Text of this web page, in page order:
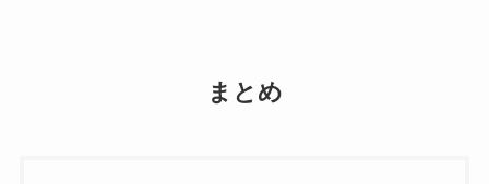
まとめ